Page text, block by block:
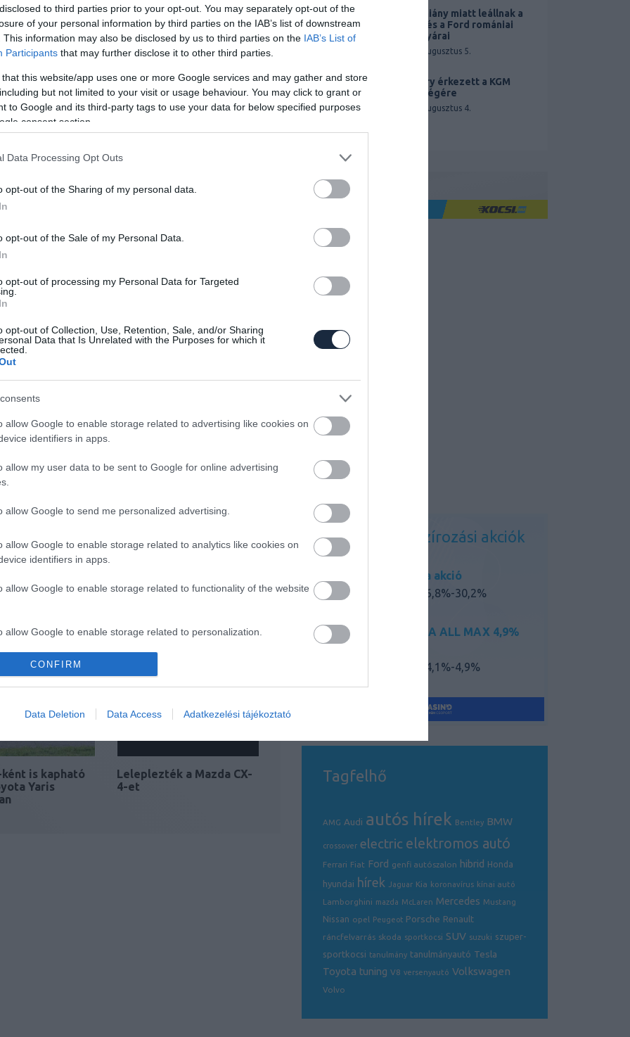
to third parties prior to your opt-out. You may separately opt-out of the
of your personal information by third parties on the IAB’s list of downstream
This information may also be disclosed by us to third parties on the IAB’s List of
Participants that may further disclose it to other third parties.
that this website/app uses one or more Google services and may gather and store
but not limited to your visit or usage behaviour. You may click to grant or
to Google and its third-party tags to use your data for below specified purposes
consent section.
Data Processing Opt Outs
opt-out of the Sharing of my personal data.
opt-out of the Sale of my Personal Data.
opt-out of processing my Personal Data for Targeted
opt-out of Collection, Use, Retention, Sale, and/or Sharing
Data that Is Unrelated with the Purposes for which it
allow Google to enable storage related to advertising like cookies on
identifiers in apps.
allow my user data to be sent to Google for online advertising
allow Google to send me personalized advertising.
allow Google to enable storage related to analytics like cookies on
identifiers in apps.
allow Google to enable storage related to functionality of the website
allow Google to enable storage related to personalization.
allow Google to enable storage related to security, including
functionality and fraud prevention, and other user protection.
CONFIRM
Data Deletion Data Access Adatkezelési tájékoztató
a Mazda
, ,
hiszen a jelenlegi szabadidő-terepjárói
állít ki a Frankfurti Autószalonon.
autóról, amelyet szeptemberben a Frankfurti
tanulmány ugyanúgy a szabadidő-
CX-3 és CX-5, de azoknál sportosabb
ívelt, mint a BMW X4 vagy a Mercedes-
akkor a Mazda egy újabb divatos crossover
a Mazda CX-4
Mazda 3-as!
ként is kapható
Yaris
Leleplezték a Mazda CX-
4-et
Áramhiány miatt leállnak a
Dacia és a Ford romániai
autógyárai
2026. augusztus 5.
A Chery érkezett a KGM
segítségére
2026. augusztus 4.
Kedvező finanszírozási akciók
Mazda akció
THM: 6,8%-30,2%
MAZDA ALL MAX 4,9%
THM: 4,1%-4,9%
Tagfelhő
AMG Audi autós hírek Bentley BMW
crossover electric elektromos autó
Ferrari Fiat Ford genfi autószalon hibrid Honda
hyundai hírek Jaguar Kia koronavírus kínai autó
Lamborghini mazda McLaren Mercedes Mustang
Nissan opel Peugeot Porsche Renault
ráncfelvarrás skoda sportkocsi SUV suzuki szuper-
sportkocsi tanulmány tanulmányautó Tesla
Toyota tuning V8 versenyautó Volkswagen
Volvo